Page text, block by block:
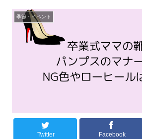
季節・イベント
Twitter Facebook